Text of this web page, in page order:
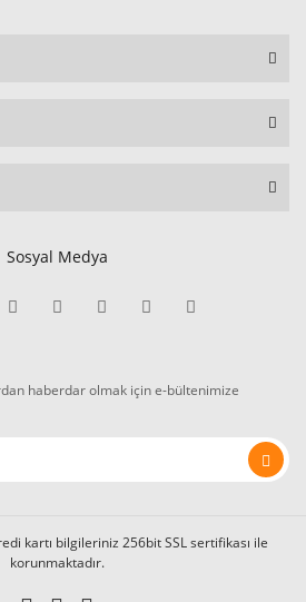
Sosyal Medya
haberdar olmak için e-bültenimize
kartı bilgileriniz 256bit SSL sertifikası ile
korunmaktadır.